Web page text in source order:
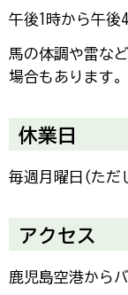
午後1時から午後
馬の体調や雷な
場合もあります。
休業日
毎週月曜日(ただ
アクセス
鹿児島空港から